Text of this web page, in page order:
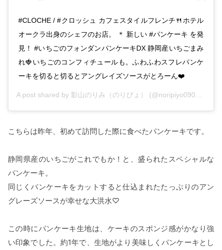
#CLOCHE / #クロッシュ カフェスタイルフレンチ🍴ホテル
オークラ出身のシェフのお店。 ＊ 新しい #パンケーキ を発
見！ #いちごのフォンダンパンケーキDX 静岡産いちごまみ
れ🍓いちごのコンフィチュールも。ふわふわスフレパンケ
ーキを切ると切るとアングレイズソースがとろーん❤️
A post shared by 影山のりみ（のりぴょ） (@noripiyo0902) on
こちらは昨年、初めて訪問した際に食べたパンケーキです。
静岡県産のいちごがこれでもか！と、盛られたスペシャルな
パンケーキ。
同じくパンケーキをカットすると仕込まれたたっぷりのアン
グレーズソースが幸せな大洪水♡
この時にパンケーキ生地は、ケーキのスポンジ感がかなり強
い印象でした。約1年で、生地がより美味しくパンケーキとし